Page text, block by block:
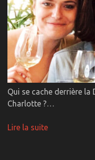
Qui se cache derrière
Charlotte ?…
Lire la suite